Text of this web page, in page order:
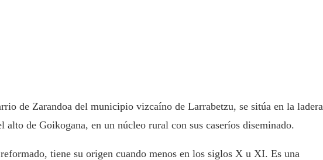
de Zarandoa del municipio vizcaíno de Larrabetzu, se sitúa en la ladera
alto de Goikogana, en un núcleo rural con sus caseríos diseminado.
tiene su origen cuando menos en los siglos X u XI. Es una